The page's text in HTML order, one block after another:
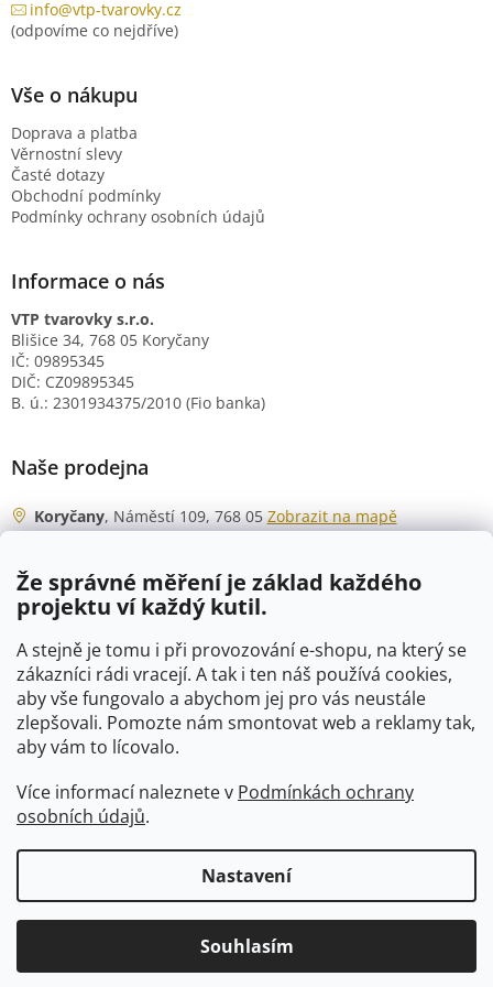
Že správné měření je základ každého
projektu ví každý kutil.
A stejně je tomu i při provozování e-shopu, na který se
zákazníci rádi vracejí. A tak i ten náš používá cookies,
aby vše fungovalo a abychom jej pro vás neustále
zlepšovali. Pomozte nám smontovat web a reklamy tak,
aby vám to lícovalo.
Více informací naleznete v Podmínkách ochrany
osobních údajů.
Nastavení
Souhlasím
info@vtp-tvarovky.cz
(odpovíme co nejdříve)
Vše o nákupu
Doprava a platba
Věrnostní slevy
Časté dotazy
Obchodní podmínky
Podmínky ochrany osobních údajů
Informace o nás
VTP tvarovky s.r.o.
Blišice 34, 768 05 Koryčany
IČ: 09895345
DIČ: CZ09895345
B. ú.: 2301934375/2010 (Fio banka)
Naše prodejna
Koryčany, Náměstí 109, 768 05 Zobrazit na mapě
Po - Čt
06:00 - 07:00
07:30 - 15:30
Pá
06:00 - 07:00
07:30 - 15:00
So
07:00 - 10:00
Ne
zavřeno
Copyright 2026VTP-tvarovky.cz. Všechna práva vyhrazena.
Upravit nastavení cookies